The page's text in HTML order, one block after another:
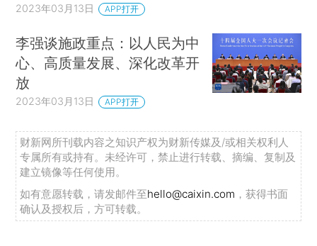
2023年03月13日 APP打开
李强谈施政重点：以人民为中
心、高质量发展、深化改革开
放
2023年03月13日 APP打开
财新网所刊载内容之知识产权为财新传媒及/或相关权利人
专属所有或持有。未经许可，禁止进行转载、摘编、复制及
建立镜像等任何使用。
如有意愿转载，请发邮件至hello@caixin.com ，获得书面
确认及授权后，方可转载。